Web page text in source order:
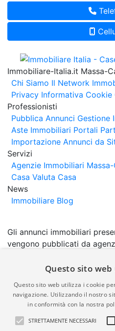
Immobiliare-Italia.it Massa-
Chi Siamo Il Network
Privacy Informativa Cookie
Professionisti
Pubblica Annunci Gestione
Aste Immobiliari Portali
Importazione Annunci da
Servizi
Agenzie Immobiliari
Casa Valuta Casa
News
Immobiliare Blog
Gli annunci immobiliari
vengono pubblicati da
comporta l'approvazione o
garanzia da parte di
quindi non è responsabile
correttezza, della
materia di privacy e/o di
Questo sito
Questo sito web utilizza i cookie
navigazione. Utilizzando il nostro
in conformità con la nostra
STRETTAMENTE NECESSARI